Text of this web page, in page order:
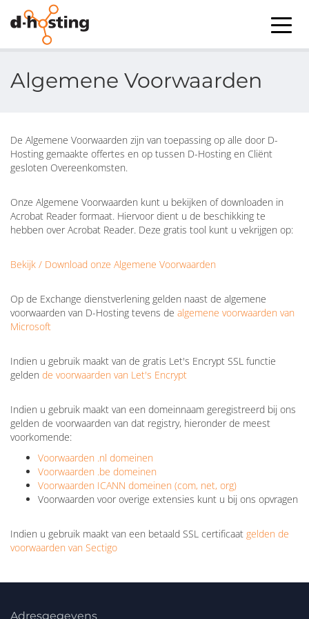
Algemene Voorwaarden
De Algemene Voorwaarden zijn van toepassing op alle door D-
Hosting gemaakte offertes en op tussen D-Hosting en Cliënt
gesloten Overeenkomsten.
Onze Algemene Voorwaarden kunt u bekijken of downloaden in
Acrobat Reader formaat. Hiervoor dient u de beschikking te
hebben over Acrobat Reader. Deze gratis tool kunt u vekrijgen op:
Bekijk / Download onze Algemene Voorwaarden
Op de Exchange dienstverlening gelden naast de algemene
voorwaarden van D-Hosting tevens de algemene voorwaarden van
Microsoft
Indien u gebruik maakt van de gratis Let's Encrypt SSL functie
gelden de voorwaarden van Let's Encrypt
Indien u gebruik maakt van een domeinnaam geregistreerd bij ons
gelden de voorwaarden van dat registry, hieronder de meest
voorkomende:
Voorwaarden .nl domeinen
Voorwaarden .be domeinen
Voorwaarden ICANN domeinen (com, net, org)
Voorwaarden voor overige extensies kunt u bij ons opvragen
Indien u gebruik maakt van een betaald SSL certificaat gelden de
voorwaarden van Sectigo
Adresgegevens